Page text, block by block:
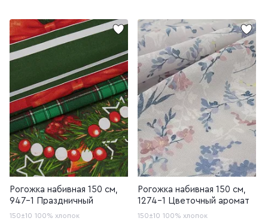
Рогожка набивная 150 см,
947-1 Праздничный
150±10 100% хлопок
Рогожка набивная 150 см,
1274-1 Цветочный аромат
150±10 100% хлопок